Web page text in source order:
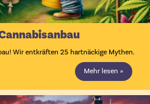
Wir entkräften 25 hartnäckige Mythen.
Mehr lesen »